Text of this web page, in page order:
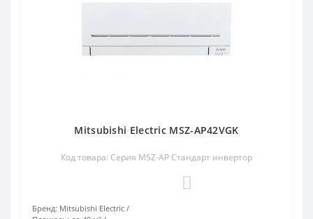
Mitsubishi Electric MSZ-AP42VGK
Код товара: Серия MSZ-AP Стандарт инвертор
Бренд: Mitsubishi Electric